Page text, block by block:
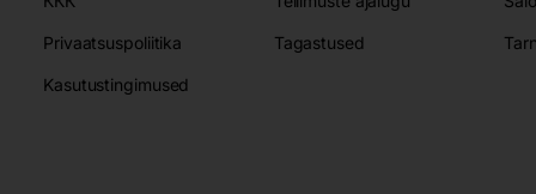
Privaatsuspoliitika
Kasutustingimused
Tagastused